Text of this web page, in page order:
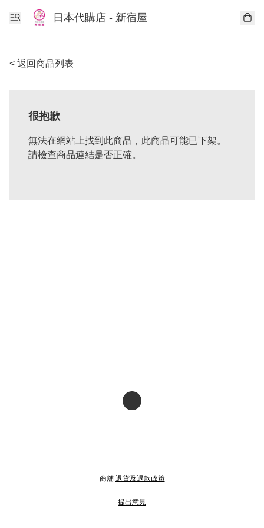
日本代購店 - 新宿屋
< 返回商品列表
很抱歉
無法在網站上找到此商品，此商品可能已下架。
請檢查商品連結是否正確。
商舖 退貨及退款政策
提出意見